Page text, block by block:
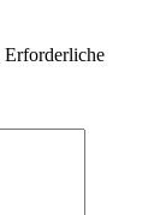
Erforderliche